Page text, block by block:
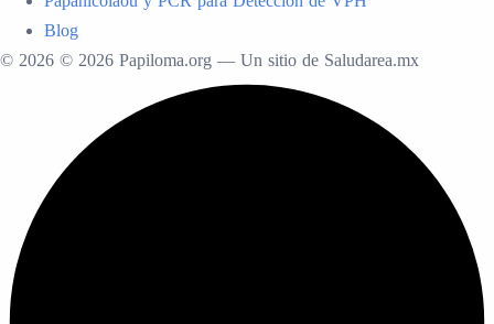
Blog
© 2026 © 2026 Papiloma.org — Un sitio de Saludarea.mx